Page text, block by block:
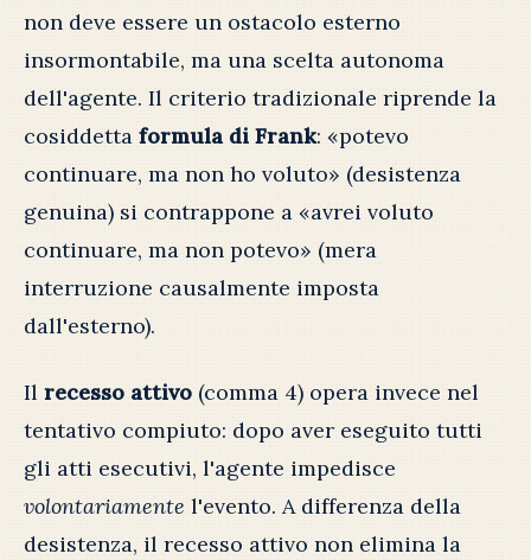
non deve essere un ostacolo esterno
insormontabile, ma una scelta autonoma
dell'agente. Il criterio tradizionale riprende la
cosiddetta formula di Frank: «potevo
continuare, ma non ho voluto» (desistenza
genuina) si contrappone a «avrei voluto
continuare, ma non potevo» (mera
interruzione causalmente imposta
dall'esterno).
Il recesso attivo (comma 4) opera invece nel
tentativo compiuto: dopo aver eseguito tutti
gli atti esecutivi, l'agente impedisce
volontariamente l'evento. A differenza della
desistenza, il recesso attivo non elimina la